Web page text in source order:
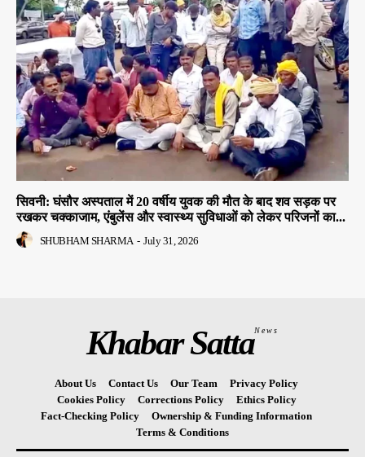
सिवनी: घंसौर अस्पताल में 20 वर्षीय युवक की मौत के बाद शव सड़क पर
रखकर चक्काजाम, एंबुलेंस और स्वास्थ्य सुविधाओं को लेकर परिजनों का...
SHUBHAM SHARMA - July 31, 2026
Khabar SattaNews
About Us Contact Us Our Team
Privacy Policy
Cookies Policy
Corrections Policy
Ethics Policy
Fact-Checking Policy
Ownership & Funding Information
Terms & Conditions